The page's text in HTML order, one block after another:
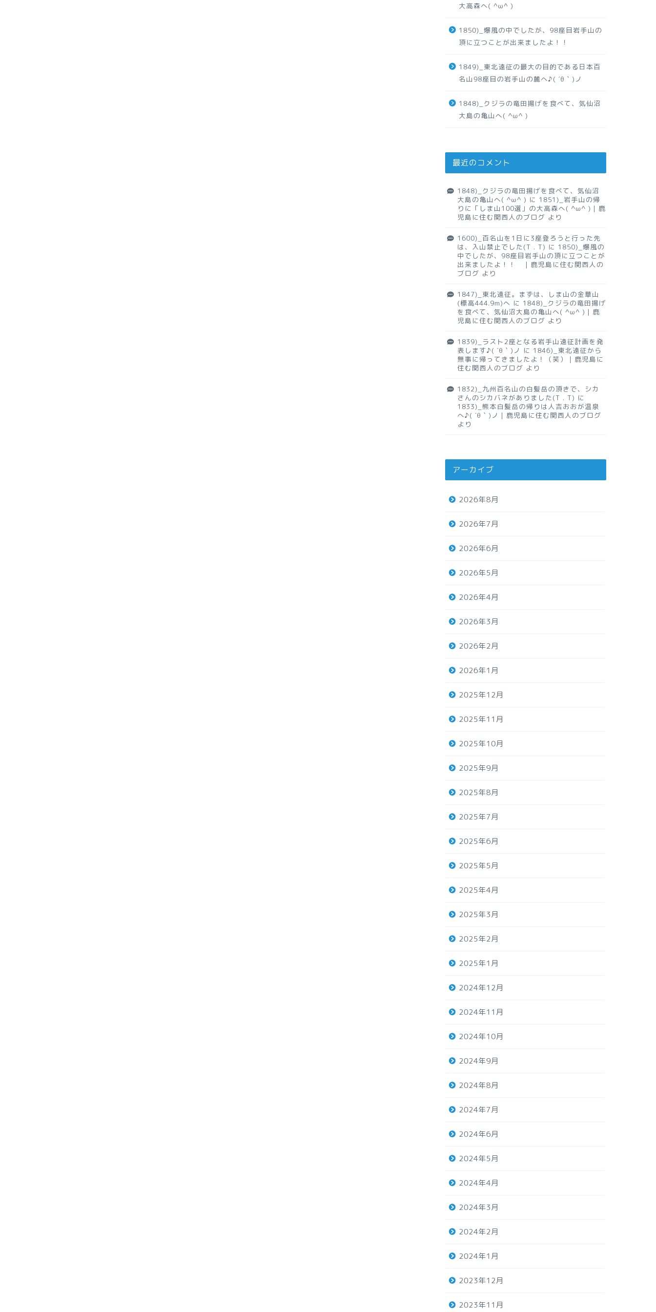
大高森へ( ^ω^ )
1850)_爆風の中でしたが、98座目岩手山の
頂に立つことが出来ましたよ！！
1849)_東北遠征の最大の目的である日本百
名山98座目の岩手山の麓へ♪( ´θ｀)ノ
1848)_クジラの竜田揚げを食べて、気仙沼
大島の亀山へ( ^ω^ )
最近のコメント
1848)_クジラの竜田揚げを食べて、気仙沼
大島の亀山へ( ^ω^ ) に 1851)_岩手山の帰
りに「しま山100選」の大高森へ( ^ω^ )｜鹿
児島に住む関西人のブログ より
1600)_百名山を1日に3座登ろうと行った先
は、入山禁止でした(T . T) に 1850)_爆風の
中でしたが、98座目岩手山の頂に立つことが
出来ましたよ！！ ｜鹿児島に住む関西人の
ブログ より
1847)_東北遠征。まずは、しま山の金華山
(標高444.9m)へ に 1848)_クジラの竜田揚げ
を食べて、気仙沼大島の亀山へ( ^ω^ )｜鹿
児島に住む関西人のブログ より
1839)_ラスト2座となる岩手山遠征計画を発
表します♪( ´θ｀)ノ に 1846)_東北遠征から
無事に帰ってきましたよ！（笑）｜鹿児島に
住む関西人のブログ より
1832)_九州百名山の白髪岳の頂きで、シカ
さんのシカバネがありました(T . T) に
1833)_熊本白髪岳の帰りは人吉おおが温泉
へ♪( ´θ｀)ノ｜鹿児島に住む関西人のブログ
より
アーカイブ
2026年8月
2026年7月
2026年6月
2026年5月
2026年4月
2026年3月
2026年2月
2026年1月
2025年12月
2025年11月
2025年10月
2025年9月
2025年8月
2025年7月
2025年6月
2025年5月
2025年4月
2025年3月
2025年2月
2025年1月
2024年12月
2024年11月
2024年10月
2024年9月
2024年8月
2024年7月
2024年6月
2024年5月
2024年4月
2024年3月
2024年2月
2024年1月
2023年12月
2023年11月